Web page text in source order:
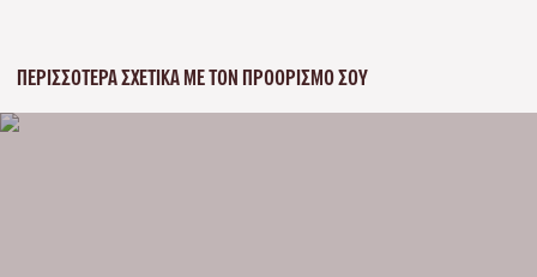
ΠΕΡΙΣΣΌΤΕΡΑ ΣΧΕΤΙΚΆ ΜΕ ΤΟΝ ΠΡΟΟΡΙΣΜΌ ΣΟΥ